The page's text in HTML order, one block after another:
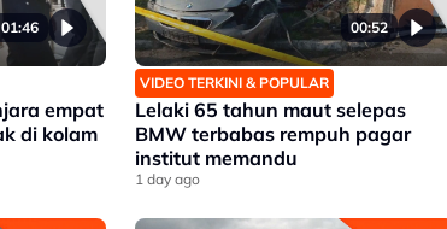
01:46
empat
di kolam
00:52
VIDEO TERKINI & POPULAR
Lelaki 65 tahun maut selepas
BMW terbabas rempuh pagar
institut memandu
1 day ago